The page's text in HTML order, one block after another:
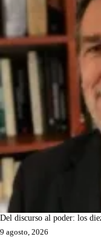
Del discurso al poder: los
9 agosto, 2026